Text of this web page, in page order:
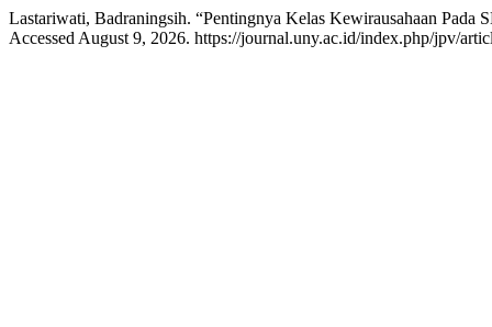
Lastariwati, Badraningsih. “Pentingnya Kelas Kewirausahaan Pada
Accessed August 9, 2026. https://journal.uny.ac.id/index.php/jpv/